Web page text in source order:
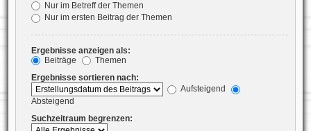
Nur im Betreff der Themen
Nur im ersten Beitrag der Themen
Ergebnisse anzeigen als:
Beiträge
Themen
Ergebnisse sortieren nach:
Aufsteigend
Absteigend
Suchzeitraum begrenzen: